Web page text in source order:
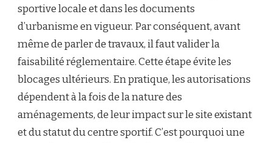
MUNICIPAL
?
sportive locale et dans les documents
d’urbanisme en vigueur. Par conséquent, avant
même de parler de travaux, il faut valider la
faisabilité réglementaire. Cette étape évite les
blocages ultérieurs. En pratique, les autorisations
dépendent à la fois de la nature des
aménagements, de leur impact sur le site existant
et du statut du centre sportif. C’est pourquoi une